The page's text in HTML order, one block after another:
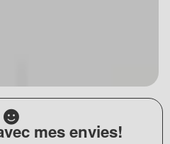
mes envies!